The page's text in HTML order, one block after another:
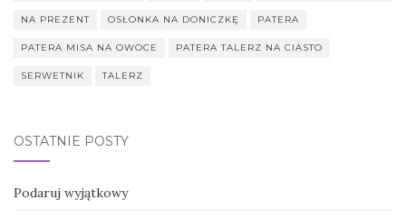
NA PREZENT OSŁONKA NA DONICZKĘ PATERA
PATERA MISA NA OWOCE PATERA TALERZ NA CIASTO
SERWETNIK TALERZ
OSTATNIE POSTY
Podaruj wyjątkowy